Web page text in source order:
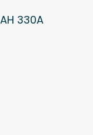
330A